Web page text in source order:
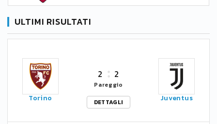
ULTIMI RISULTATI
Torino
2 2
Pareggio
DETTAGLI
Juventus